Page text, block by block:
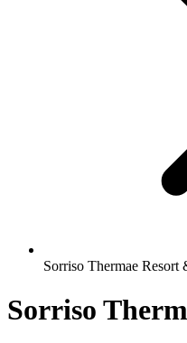
Sorriso Thermae Resort
Sorriso